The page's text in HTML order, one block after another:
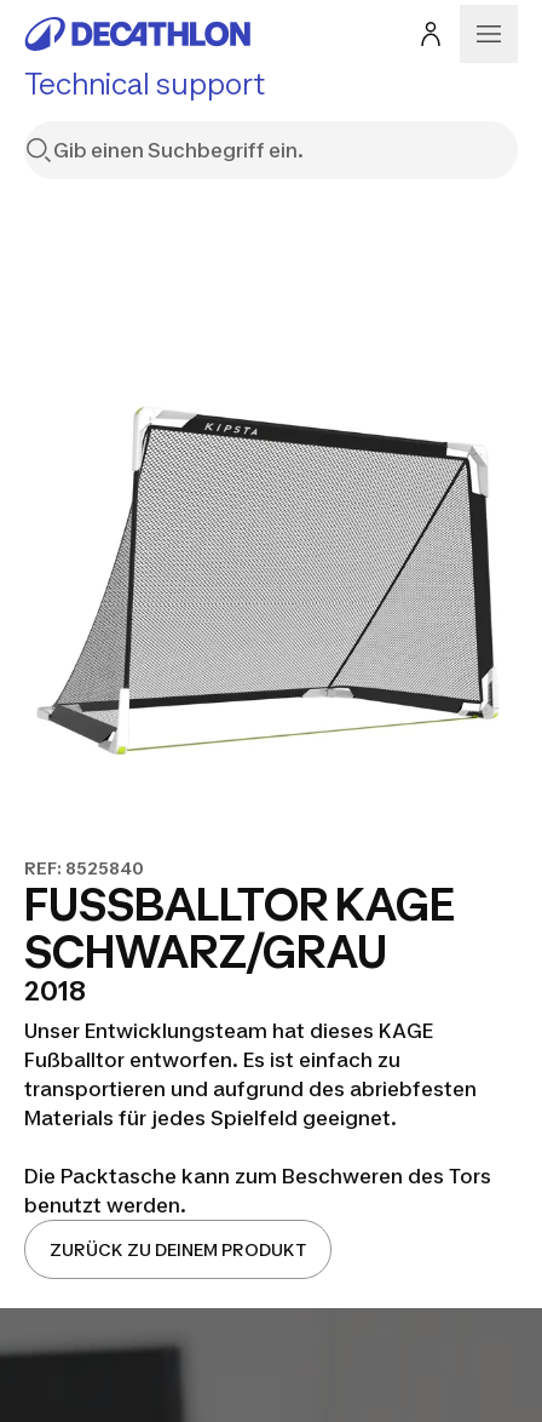
Technical support
REF: 8525840
FUSSBALLTOR KAGE
SCHWARZ/GRAU
2018
Unser Entwicklungsteam hat dieses KAGE
Fußballtor entworfen. Es ist einfach zu
transportieren und aufgrund des abriebfesten
Materials für jedes Spielfeld geeignet.
Die Packtasche kann zum Beschweren des Tors
benutzt werden.
ZURÜCK ZU DEINEM PRODUKT